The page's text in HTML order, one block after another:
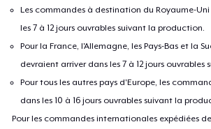
Les commandes à destination du Royaume-
les 7 à 12 jours ouvrables suivant la production.
Pour la France, l'Allemagne, les Pays-Bas et la
devraient arriver dans les 7 à 12 jours ouvrables
Pour tous les autres pays d'Europe, les
dans les 10 à 16 jours ouvrables suivant la
Pour les commandes internationales expédiées